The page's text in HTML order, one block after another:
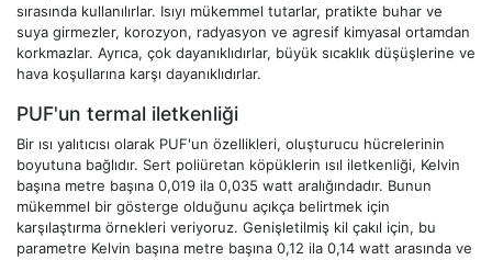
sırasında kullanılırlar. Isıyı mükemmel tutarlar, pratikte buhar ve
suya girmezler, korozyon, radyasyon ve agresif kimyasal ortamdan
korkmazlar. Ayrıca, çok dayanıklıdırlar, büyük sıcaklık düşüşlerine ve
hava koşullarına karşı dayanıklıdırlar.
PUF'un termal iletkenliği
Bir ısı yalıtıcısı olarak PUF'un özellikleri, oluşturucu hücrelerinin
boyutuna bağlıdır. Sert poliüretan köpüklerin ısıl iletkenliği, Kelvin
başına metre başına 0,019 ila 0,035 watt aralığındadır. Bunun
mükemmel bir gösterge olduğunu açıkça belirtmek için
karşılaştırma örnekleri veriyoruz. Genişletilmiş kil çakıl için, bu
parametre Kelvin başına metre başına 0,12 ila 0,14 watt arasında ve